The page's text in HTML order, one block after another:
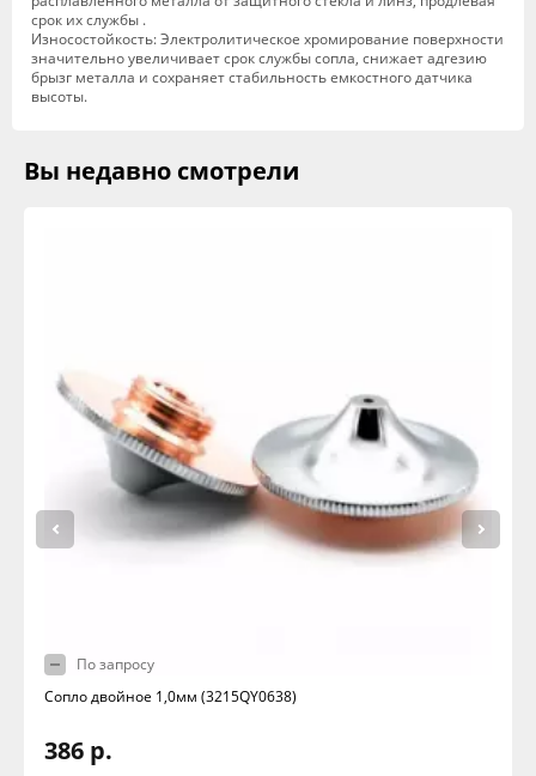
срок их службы .
Износостойкость: Электролитическое хромирование поверхности
значительно увеличивает срок службы сопла, снижает адгезию
брызг металла и сохраняет стабильность емкостного датчика
высоты.
Вы недавно смотрели
По запросу
Сопло двойное 1,0мм (3215QY0638)
386 р.